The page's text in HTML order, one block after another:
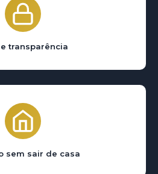
e transparência
sem sair de casa